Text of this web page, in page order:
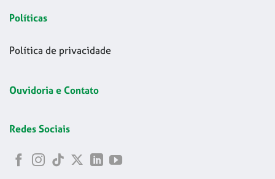
Políticas
Política de privacidade
Ouvidoria e Contato
Redes Sociais